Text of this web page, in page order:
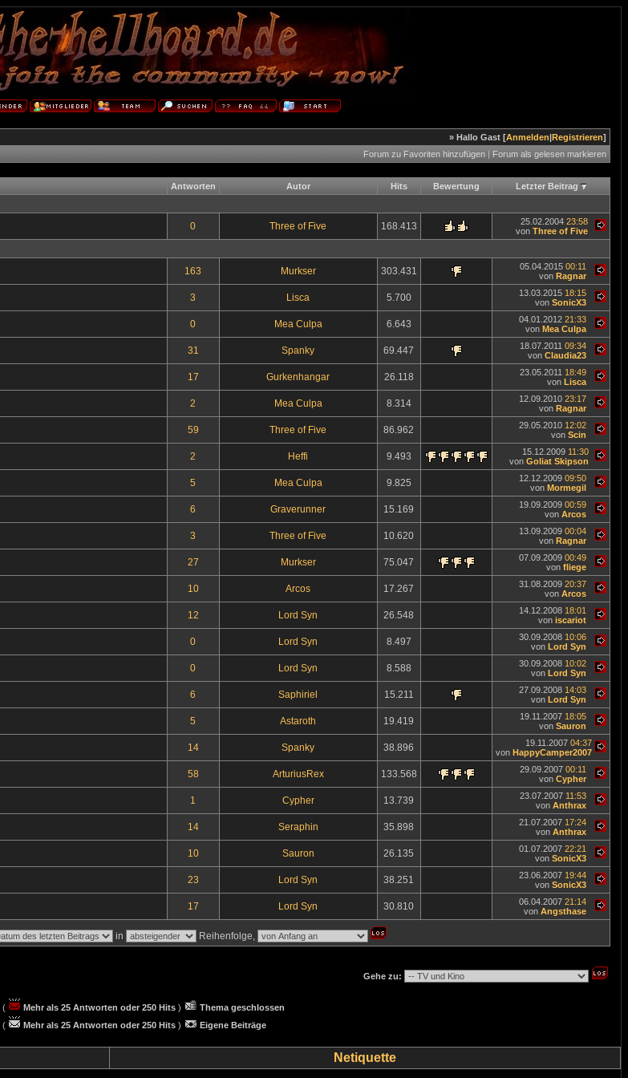
» Hallo Gast [Anmelden|Registrieren]
Forum zu Favoriten hinzufügen| Forum als gelesen markieren
Antworten Autor Hits Bewertung Letzter Beitrag
0 Three of Five 168.413 25.02.2004 23:58
von Three of Five
163 Murkser 303.431 05.04.2015 00:11
von Ragnar
3 Lisca 5.700 13.03.2015 18:15
von SonicX3
0 Mea Culpa 6.643 04.01.2012 21:33
von Mea Culpa
31 Spanky 69.447 18.07.2011 09:34
von Claudia23
17 Gurkenhangar 26.118 23.05.2011 18:49
von Lisca
2 Mea Culpa 8.314 12.09.2010 23:17
von Ragnar
59 Three of Five 86.962 29.05.2010 12:02
von Scin
2 Heffi 9.493 15.12.2009 11:30
von Goliat Skipson
5 Mea Culpa 9.825 12.12.2009 09:50
von Mormegil
6 Graverunner 15.169 19.09.2009 00:59
von Arcos
3 Three of Five 10.620 13.09.2009 00:04
von Ragnar
27 Murkser 75.047 07.09.2009 00:49
von fliege
10 Arcos 17.267 31.08.2009 20:37
von Arcos
12 Lord Syn 26.548 14.12.2008 18:01
von iscariot
0 Lord Syn 8.497 30.09.2008 10:06
von Lord Syn
0 Lord Syn 8.588 30.09.2008 10:02
von Lord Syn
6 Saphiriel 15.211 27.09.2008 14:03
von Lord Syn
5 Astaroth 19.419 19.11.2007 18:05
von Sauron
14 Spanky 38.896 19.11.2007 04:37
von HappyCamper2007
58 ArturiusRex 133.568 29.09.2007 00:11
von Cypher
1 Cypher 13.739 23.07.2007 11:53
von Anthrax
14 Seraphin 35.898 21.07.2007 17:24
von Anthrax
10 Sauron 26.135 01.07.2007 22:21
von SonicX3
23 Lord Syn 38.251 23.06.2007 19:44
von SonicX3
17 Lord Syn 30.810 06.04.2007 21:14
von Angsthase
in Reihenfolge,
Gehe zu:
( Mehr als 25 Antworten oder 250 Hits )
Thema geschlossen
( Mehr als 25 Antworten oder 250 Hits ) Eigene Beiträge
Netiquette